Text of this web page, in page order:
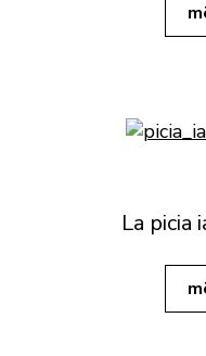
La picia